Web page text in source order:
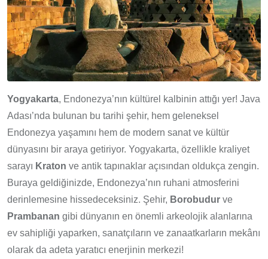
Yogyakarta, Endonezya’nın kültürel kalbinin attığı yer! Java
Adası’nda bulunan bu tarihi şehir, hem geleneksel
Endonezya yaşamını hem de modern sanat ve kültür
dünyasını bir araya getiriyor. Yogyakarta, özellikle kraliyet
sarayı Kraton ve antik tapınaklar açısından oldukça zengin.
Buraya geldiğinizde, Endonezya’nın ruhani atmosferini
derinlemesine hissedeceksiniz. Şehir, Borobudur ve
Prambanan gibi dünyanın en önemli arkeolojik alanlarına
ev sahipliği yaparken, sanatçıların ve zanaatkarların mekânı
olarak da adeta yaratıcı enerjinin merkezi!